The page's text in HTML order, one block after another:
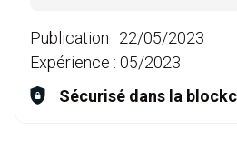
Publication : 22/05/2023
Expérience : 05/2023
Sécurisé dans la